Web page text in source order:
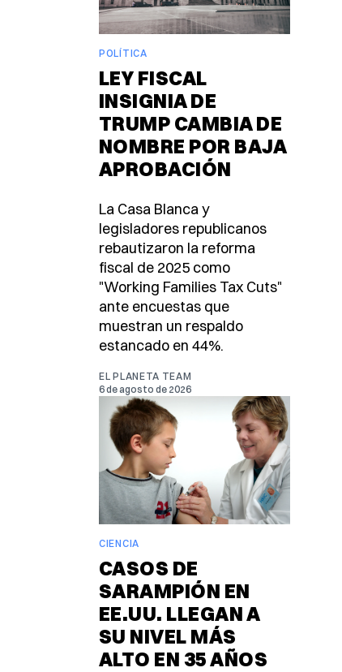
POLÍTICA
LEY FISCAL
INSIGNIA DE
TRUMP CAMBIA DE
NOMBRE POR BAJA
APROBACIÓN
La Casa Blanca y
legisladores republicanos
rebautizaron la reforma
fiscal de 2025 como
"Working Families Tax Cuts"
ante encuestas que
muestran un respaldo
estancado en 44%.
EL PLANETA TEAM
6 de agosto de 2026
CIENCIA
CASOS DE
SARAMPIÓN EN
EE.UU. LLEGAN A
SU NIVEL MÁS
ALTO EN 35 AÑOS